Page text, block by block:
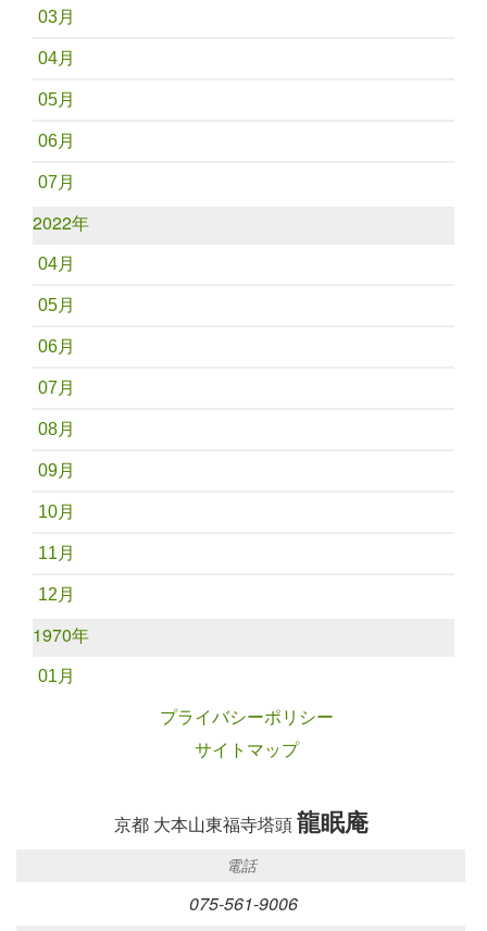
03月
04月
05月
06月
07月
2022年
04月
05月
06月
07月
08月
09月
10月
11月
12月
1970年
01月
プライバシーポリシー
サイトマップ
京都 大本山東福寺塔頭龍眠庵
電話
075-561-9006